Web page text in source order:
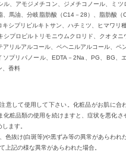
、アモジメチコン、ジメチコノール、ミツ
、馬油、分岐脂肪酸（C14－28）、脂肪酸
シプリピルキトサン、ハチミツ、ヒマワリ
プロピルトリモニウムクロリド、クオタニ
リルアルコール、ベヘニルアルコール、ペ
プリパノール、EDTA－2Na、PG、BG、
、香料
意して使用して下さい。化粧品がお肌に合
粧品類の使用を続けますと、症状を悪化
ます。
色抜け(白斑等)や黒ずみ等の異常があらわれた
上記の様な異常があらわれた場合。